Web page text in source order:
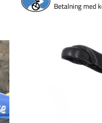
Betalning med